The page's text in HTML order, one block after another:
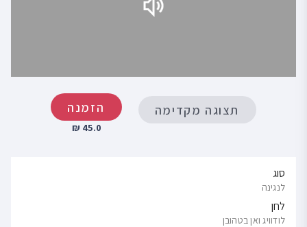
תצוגה מקדימה הזמנה
45.0 ₪
סוג
לנגינה
לחן
לודוויג ואן בטהובן